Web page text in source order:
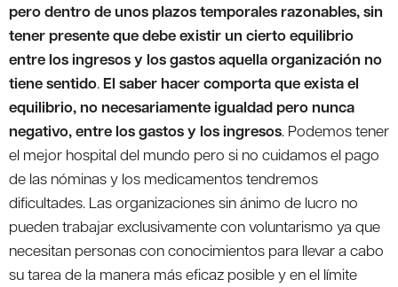
pero dentro de unos plazos temporales razonables, sin
tener presente que debe existir un cierto equilibrio
entre los ingresos y los gastos aquella organización no
tiene sentido. El saber hacer comporta que exista el
equilibrio, no necesariamente igualdad pero nunca
negativo, entre los gastos y los ingresos. Podemos tener
el mejor hospital del mundo pero si no cuidamos el pago
de las nóminas y los medicamentos tendremos
dificultades. Las organizaciones sin ánimo de lucro no
pueden trabajar exclusivamente con voluntarismo ya que
necesitan personas con conocimientos para llevar a cabo
su tarea de la manera más eficaz posible y en el límite